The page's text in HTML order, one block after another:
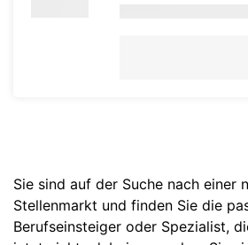
Sie sind auf der Suche nach einer
Stellenmarkt und finden Sie die
Berufseinsteiger oder Spezialist,